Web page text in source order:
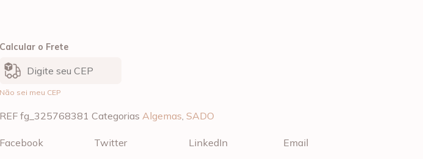
Calcular o Frete
Não sei meu CEP
REF fg_325768381 Categorias Algemas SADO
Facebook Twitter LinkedIn Email